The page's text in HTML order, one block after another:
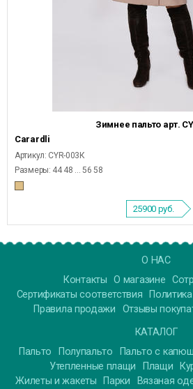
Зимнее пальто арт.
Carardli
Артикул: CYR-003К
Размеры: 44 48 ... 56 58
25900 руб.
О НАС
Контакты
О магазине
Сертификаты соответствия
Правила продажи
Отзывы
КАТАЛОГ
Пальто
Полупальто Пальто с
Утепленные плащи
Плащи
Жилеты и жакеты
Парки Вязаная